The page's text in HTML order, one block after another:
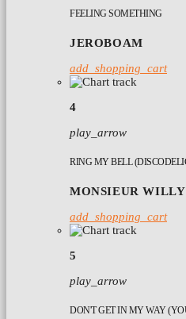
FEELING SOMETHING
JEROBOAM
add_shopping_cart
4
play_arrow
RING MY BELL
MONSIEUR WILLY
add_shopping_cart
5
play_arrow
DON'T GET IN MY WAY